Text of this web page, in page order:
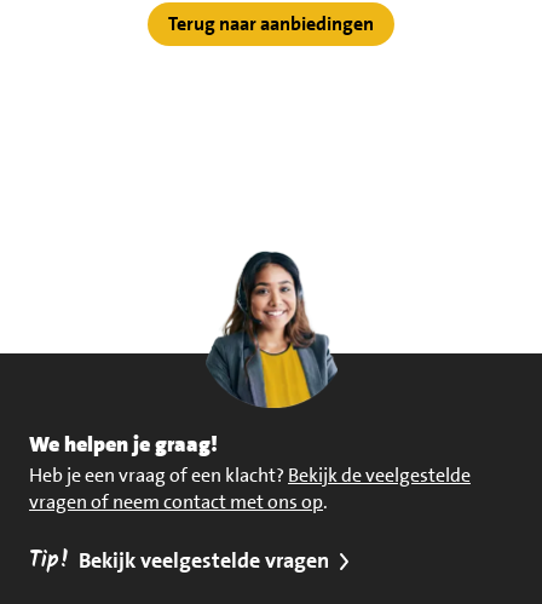
Terug naar aanbiedingen
We helpen je graag!
Heb je een vraag of een klacht? Bekijk de veelgestelde
vragen of neem contact met ons op.
Tip! Bekijk veelgestelde vragen